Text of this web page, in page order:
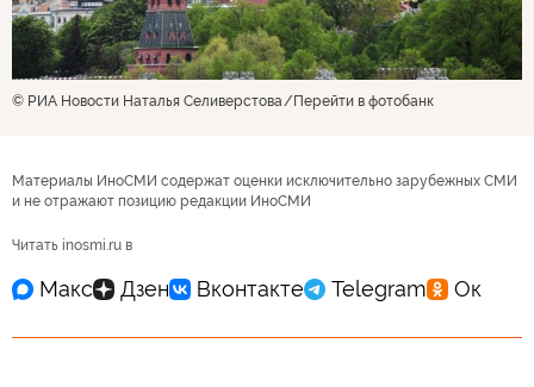
© РИА Новости Наталья Селиверстова Перейти в фотобанк
Материалы ИноСМИ содержат оценки исключительно зарубежных СМИ
и не отражают позицию редакции ИноСМИ
Читать inosmi.ru в